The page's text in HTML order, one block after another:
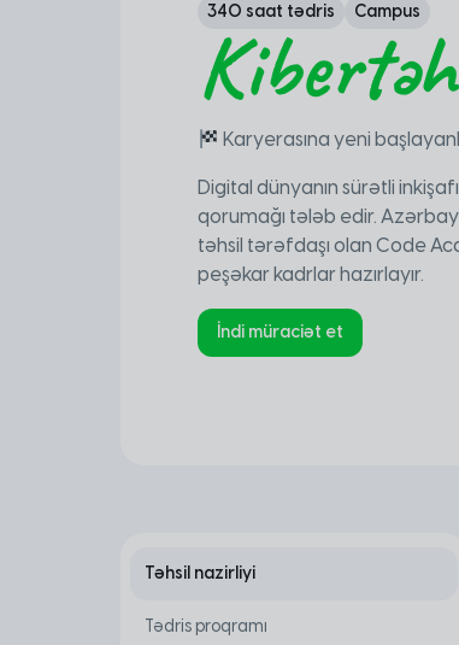
340 saat tədris Campus
Karyerasına yeni
Digital dünyanın sürətli
qorumağı tələb edir.
təhsil tərəfdaşı olan Code
peşəkar kadrlar hazırlayır.
İndi müraciət et
Təhsil nazirliyi
Tədris proqramı